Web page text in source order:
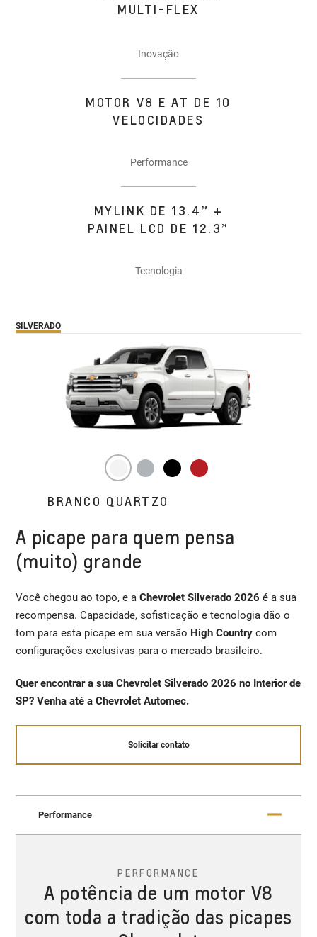
MULTI-FLEX
Inovação
MOTOR V8 E AT DE 10
VELOCIDADES
Performance
MYLINK DE 13.4” +
PAINEL LCD DE 12.3”
Tecnologia
SILVERADO
BRANCO QUARTZO
A picape para quem pensa
(muito) grande
Você chegou ao topo, e aChevrolet Silverado 2026 é a sua
recompensa. Capacidade, sofisticação e tecnologia dão o
tom para esta picape em sua versão High Countrycom
configurações exclusivas para o mercado brasileiro.
Quer encontrar a sua Chevrolet Silverado 2026 no Interior de
SP? Venha até a Chevrolet Automec.
Solicitar contato
Performance
PERFORMANCE
A potência de um motor V8
com toda a tradição das picapes